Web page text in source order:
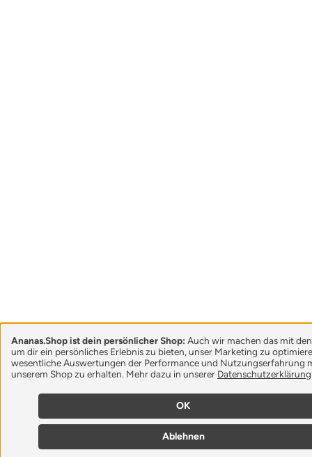
Ananas.Shop ist dein persönlicher Shop: Auch wir machen das mit
um dir ein persönliches Erlebnis zu bieten, unser Marketing zu
wesentliche Auswertungen der Performance und Nutzungserfahrung
unserem Shop zu erhalten. Mehr dazu in unserer Datenschutzerklärung
OK
Ablehnen